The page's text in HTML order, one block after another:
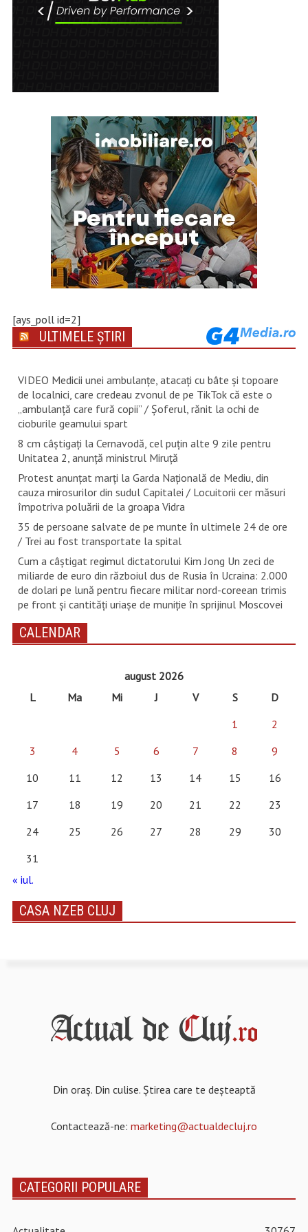
[ays_poll id=2]
ULTIMELE ȘTIRI
VIDEO Medicii unei ambulanțe, atacați cu bâte și topoare
de localnici, care credeau zvonul de pe TikTok că este o
„ambulanță care fură copii” / Șoferul, rănit la ochi de
cioburile geamului spart
8 cm câștigați la Cernavodă, cel puțin alte 9 zile pentru
Unitatea 2, anunță ministrul Miruță
Protest anunțat marți la Garda Națională de Mediu, din
cauza mirosurilor din sudul Capitalei / Locuitorii cer măsuri
împotriva poluării de la groapa Vidra
35 de persoane salvate de pe munte în ultimele 24 de ore
/ Trei au fost transportate la spital
Cum a câștigat regimul dictatorului Kim Jong Un zeci de
miliarde de euro din războiul dus de Rusia în Ucraina: 2.000
de dolari pe lună pentru fiecare militar nord-coreean trimis
pe front și cantități uriașe de muniție în sprijinul Moscovei
CALENDAR
august 2026
L
Ma Mi J V S
D
1
2
3
4 5 6 7 8
9
10
11 12 13 14 15
16
17
18 19 20 21 22
23
24
25 26 27 28 29
30
31
« iul.
CASA NZEB CLUJ
Din oraș. Din culise. Știrea care te deșteaptă
Contactează-ne: marketing@actualdecluj.ro
CATEGORII POPULARE